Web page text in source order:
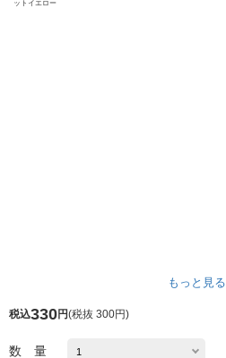
ットイエロー
もっと見る
税込330円(税抜 300円)
数 量